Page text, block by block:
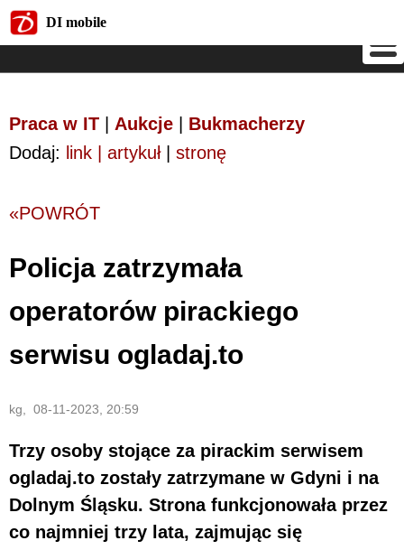
DI mobile
Praca w IT Aukcje
Bukmacherzy
Dodaj: link | artykuł| stronę
«POWRÓT
Policja zatrzymała
operatorów pirackiego
serwisu ogladaj.to
kg, 08-11-2023, 20:59
Trzy osoby stojące za pirackim serwisem
ogladaj.to zostały zatrzymane w Gdyni i na
Dolnym Śląsku. Strona funkcjonowała przez
co najmniej trzy lata, zajmując się
DI mobile